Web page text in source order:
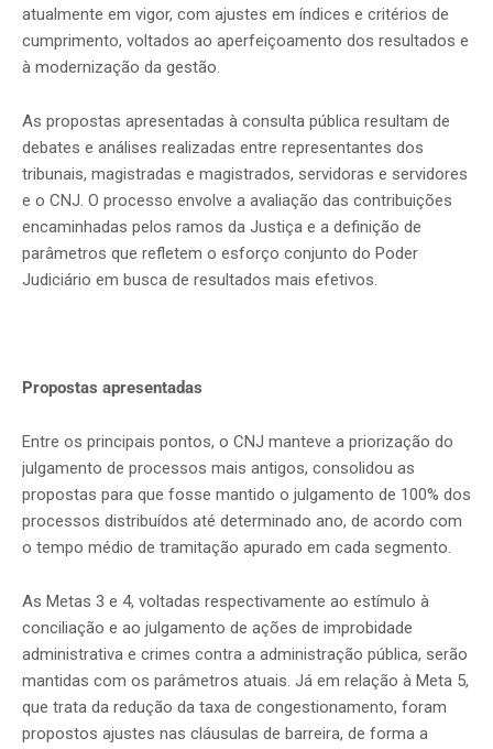
atualmente em vigor, com ajustes em índices e critérios de
cumprimento, voltados ao aperfeiçoamento dos resultados e
à modernização da gestão.
As propostas apresentadas à consulta pública resultam de
debates e análises realizadas entre representantes dos
tribunais, magistradas e magistrados, servidoras e servidores
e o CNJ. O processo envolve a avaliação das contribuições
encaminhadas pelos ramos da Justiça e a definição de
parâmetros que refletem o esforço conjunto do Poder
Judiciário em busca de resultados mais efetivos.
Propostas apresentadas
Entre os principais pontos, o CNJ manteve a priorização do
julgamento de processos mais antigos, consolidou as
propostas para que fosse mantido o julgamento de 100% dos
processos distribuídos até determinado ano, de acordo com
o tempo médio de tramitação apurado em cada segmento.
As Metas 3 e 4, voltadas respectivamente ao estímulo à
conciliação e ao julgamento de ações de improbidade
administrativa e crimes contra a administração pública, serão
mantidas com os parâmetros atuais. Já em relação à Meta 5,
que trata da redução da taxa de congestionamento, foram
propostos ajustes nas cláusulas de barreira, de forma a